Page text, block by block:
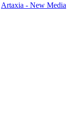
Artaxia - New Media